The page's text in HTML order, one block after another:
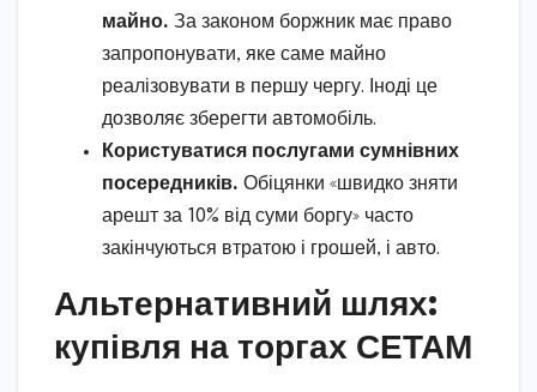
майно. За законом боржник має право
запропонувати, яке саме майно
реалізовувати в першу чергу. Іноді це
дозволяє зберегти автомобіль.
Користуватися послугами сумнівних
посередників. Обіцянки «швидко зняти
арешт за 10% від суми боргу» часто
закінчуються втратою і грошей, і авто.
Альтернативний шлях:
купівля на торгах СЕТАМ